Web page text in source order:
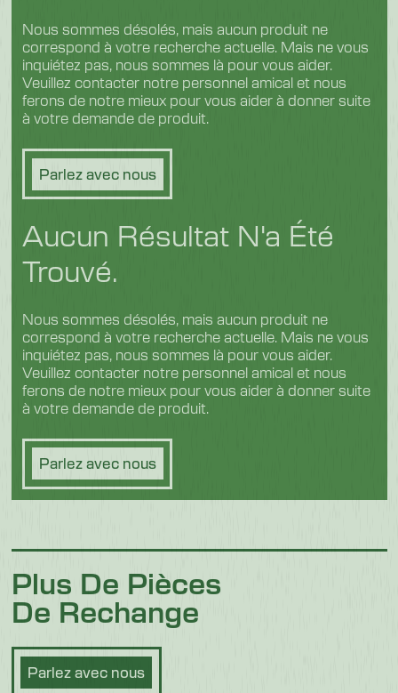
Nous sommes désolés, mais aucun produit ne
correspond à votre recherche actuelle. Mais ne vous
inquiétez pas, nous sommes là pour vous aider.
Veuillez contacter notre personnel amical et nous
ferons de notre mieux pour vous aider à donner suite
à votre demande de produit.
Parlez avec nous
Aucun Résultat N'a Été
Trouvé.
Nous sommes désolés, mais aucun produit ne
correspond à votre recherche actuelle. Mais ne vous
inquiétez pas, nous sommes là pour vous aider.
Veuillez contacter notre personnel amical et nous
ferons de notre mieux pour vous aider à donner suite
à votre demande de produit.
Parlez avec nous
Plus De Pièces
De Rechange
Parlez avec nous